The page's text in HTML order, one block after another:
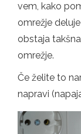
vem, kako
omrežje
obstaja
omrežje.
Če želite to
napravi